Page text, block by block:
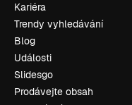
Kariéra
Trendy vyhledávání
Blog
Události
Slidesgo
Prodávejte obsah